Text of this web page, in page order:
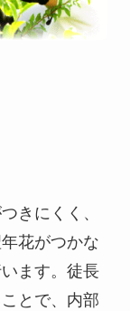
きにくく、
花がつかな
ます。徒長
とで、内部